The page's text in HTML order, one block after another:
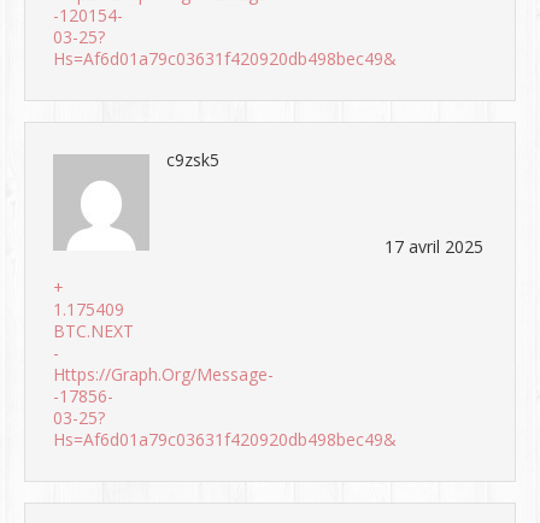
-120154-
03-25?
Hs=af6d01a79c03631f420920db498bec49&
+
1.175409
BTC.NEXT
-
Https://graph.org/Message-
-17856-
03-25?
Hs=af6d01a79c03631f420920db498bec49&
c9zsk5
17 avril 2025